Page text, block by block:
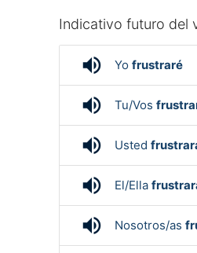
Indicativo futuro del
volume_up Yo frustraré
volume_up Tu/Vos
volume_up Usted
volume_up El/Ella
volume_up Nosotros/as